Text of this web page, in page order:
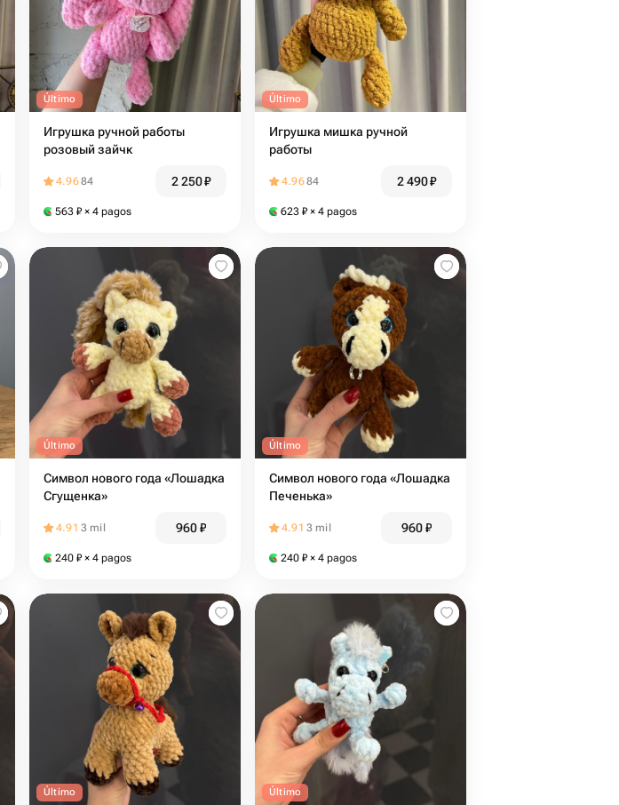
Último
Игрушка ручной работы
розовый зайчк
4.9684 2 250₽
563 ₽ × 4 pagos
Último
Игрушка мишка ручной
работы
4.9684 2 490₽
623 ₽ × 4 pagos
Último
Символ нового года «Лошадка
Сгущенка»
4.91 3 mil 960₽
240 ₽ × 4 pagos
Último
Символ нового года «Лошадка
Печенька»
4.91 3 mil 960₽
240 ₽ × 4 pagos
Último Último